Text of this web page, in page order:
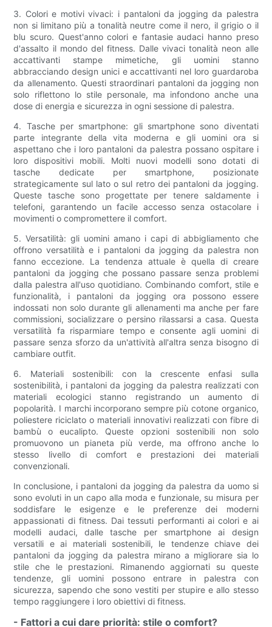
3. Colori e motivi vivaci: i pantaloni da jogging da palestra
non si limitano più a tonalità neutre come il nero, il grigio o il
blu scuro. Quest'anno colori e fantasie audaci hanno preso
d'assalto il mondo del fitness. Dalle vivaci tonalità neon alle
accattivanti stampe mimetiche, gli uomini stanno
abbracciando design unici e accattivanti nel loro guardaroba
da allenamento. Questi straordinari pantaloni da jogging non
solo riflettono lo stile personale, ma infondono anche una
dose di energia e sicurezza in ogni sessione di palestra.
4. Tasche per smartphone: gli smartphone sono diventati
parte integrante della vita moderna e gli uomini ora si
aspettano che i loro pantaloni da palestra possano ospitare i
loro dispositivi mobili. Molti nuovi modelli sono dotati di
tasche dedicate per smartphone, posizionate
strategicamente sul lato o sul retro dei pantaloni da jogging.
Queste tasche sono progettate per tenere saldamente i
telefoni, garantendo un facile accesso senza ostacolare i
movimenti o compromettere il comfort.
5. Versatilità: gli uomini amano i capi di abbigliamento che
offrono versatilità e i pantaloni da jogging da palestra non
fanno eccezione. La tendenza attuale è quella di creare
pantaloni da jogging che possano passare senza problemi
dalla palestra all'uso quotidiano. Combinando comfort, stile e
funzionalità, i pantaloni da jogging ora possono essere
indossati non solo durante gli allenamenti ma anche per fare
commissioni, socializzare o persino rilassarsi a casa. Questa
versatilità fa risparmiare tempo e consente agli uomini di
passare senza sforzo da un'attività all'altra senza bisogno di
cambiare outfit.
6. Materiali sostenibili: con la crescente enfasi sulla
sostenibilità, i pantaloni da jogging da palestra realizzati con
materiali ecologici stanno registrando un aumento di
popolarità. I marchi incorporano sempre più cotone organico,
poliestere riciclato o materiali innovativi realizzati con fibre di
bambù o eucalipto. Queste opzioni sostenibili non solo
promuovono un pianeta più verde, ma offrono anche lo
stesso livello di comfort e prestazioni dei materiali
convenzionali.
In conclusione, i pantaloni da jogging da palestra da uomo si
sono evoluti in un capo alla moda e funzionale, su misura per
soddisfare le esigenze e le preferenze dei moderni
appassionati di fitness. Dai tessuti performanti ai colori e ai
modelli audaci, dalle tasche per smartphone ai design
versatili e ai materiali sostenibili, le tendenze chiave dei
pantaloni da jogging da palestra mirano a migliorare sia lo
stile che le prestazioni. Rimanendo aggiornati su queste
tendenze, gli uomini possono entrare in palestra con
sicurezza, sapendo che sono vestiti per stupire e allo stesso
tempo raggiungere i loro obiettivi di fitness.
- Fattori a cui dare priorità: stile o comfort?